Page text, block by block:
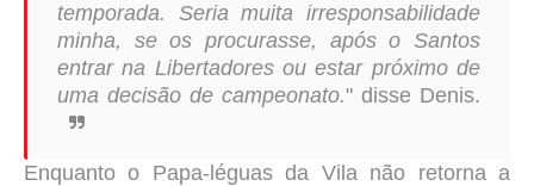
temporada. Seria muita irresponsabilidade
minha, se os procurasse, após o Santos
entrar na Libertadores ou estar próximo de
uma decisão de campeonato." disse Denis.
Enquanto o Papa-léguas da Vila não retorna a